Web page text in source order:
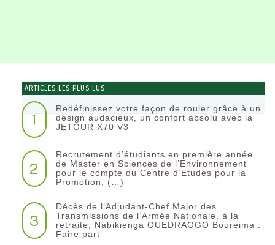
ARTICLES LES PLUS LUS
1
Redéfinissez votre façon de rouler grâce à un
design audacieux, un confort absolu avec la
JETOUR X70 V3
2
Recrutement d’étudiants en première année
de Master en Sciences de l’Environnement
pour le compte du Centre d’Etudes pour la
Promotion, (…)
3
Décès de l’Adjudant-Chef Major des
Transmissions de l’Armée Nationale, à la
retraite, Nabikienga OUEDRAOGO Boureima :
Faire part